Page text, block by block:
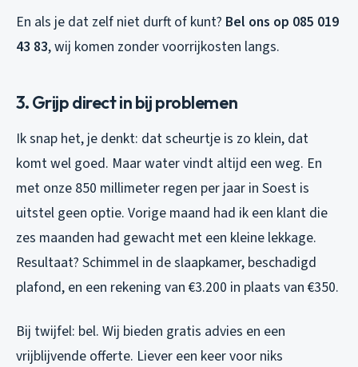
En als je dat zelf niet durft of kunt? Bel ons op 085 019
43 83, wij komen zonder voorrijkosten langs.
3. Grijp direct in bij problemen
Ik snap het, je denkt: dat scheurtje is zo klein, dat
komt wel goed. Maar water vindt altijd een weg. En
met onze 850 millimeter regen per jaar in Soest is
uitstel geen optie. Vorige maand had ik een klant die
zes maanden had gewacht met een kleine lekkage.
Resultaat? Schimmel in de slaapkamer, beschadigd
plafond, en een rekening van €3.200 in plaats van €350.
Bij twijfel: bel. Wij bieden gratis advies en een
vrijblijvende offerte. Liever een keer voor niks